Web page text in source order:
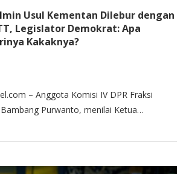
Usul Kementan Dilebur dengan
Legislator Demokrat: Apa
Kakaknya?
– Anggota Komisi IV DPR Fraksi
Purwanto, menilai Ketua…